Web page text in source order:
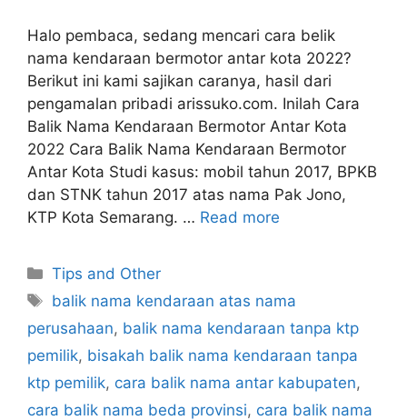
Halo pembaca, sedang mencari cara belik
nama kendaraan bermotor antar kota 2022?
Berikut ini kami sajikan caranya, hasil dari
pengamalan pribadi arissuko.com. Inilah Cara
Balik Nama Kendaraan Bermotor Antar Kota
2022 Cara Balik Nama Kendaraan Bermotor
Antar Kota Studi kasus: mobil tahun 2017, BPKB
dan STNK tahun 2017 atas nama Pak Jono,
KTP Kota Semarang. … Read more
Categories
Tips and Other
Tags
balik nama kendaraan atas nama
perusahaan, balik nama kendaraan tanpa ktp
pemilik, bisakah balik nama kendaraan tanpa
ktp pemilik, cara balik nama antar kabupaten,
cara balik nama beda provinsi, cara balik nama